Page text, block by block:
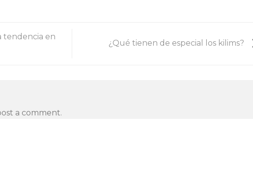
tendencia en
¿Qué tienen de especial los kilims?
a comment.